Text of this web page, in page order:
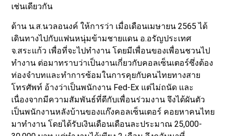
เช่นเดียวกัน
ด้าน น.ส.นวลอนงค์ ให้การว่า เมื่อเดือนเมษายน 2565 ได้
เดินทางไปกับแฟนหนุ่มข้ามชายแดน อ.อรัญประเทศ
จ.สระแก้ว เพื่อที่จะไปทำงาน โดยมีเพื่อนของเพื่อนชวนไป
ทำงาน ต่อมาทราบว่าเป็นงานเกี่ยวกับคอลเซ็นเตอร์ซึ่งต้อง
ท่องจำบทและทำการซ้อมในการคุยกับคนไทยทางสาย
โทรศัพท์ อ้างว่าเป็นพนักงาน Fed-Ex แต่ไม่ถนัด และ
เนื่องจากมีความสัมพันธ์ที่ดีกับเพื่อนร่วมงาน จึงได้ผันตัว
เป็นพนักงานหลังบ้านของแก๊งคอลเซ็นเตอร์ คอยหาคนไทย
มาทำงาน โดยได้รับเงินเดือนเดือนละประมาณ 25,000-